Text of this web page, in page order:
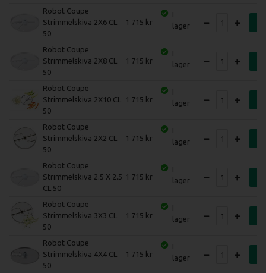
Robot Coupe
Strimmelskiva 2X6 CL
50
1 715
I
lager
Robot Coupe
Strimmelskiva 2X8 CL
50
1 715
I
lager
Robot Coupe
Strimmelskiva 2X10 CL
50
1 715
I
lager
Robot Coupe
Strimmelskiva 2X2 CL
50
1 715
I
lager
Robot Coupe
Strimmelskiva 2.5 X 2.5
CL 50
1 715
I
lager
Robot Coupe
Strimmelskiva 3X3 CL
50
1 715
I
lager
Robot Coupe
Strimmelskiva 4X4 CL
50
1 715
I
lager